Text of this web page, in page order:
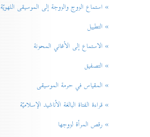
» استماع الزوج والزوجة إلى الموسيقى اللهويّة
» التطبيل
» الاستماع إلى الأغاني المحزنة
» التصفيق
» المقياس في حرمة الموسيقی
» قراءة الفتاة البالغة الأناشيد الإسلاميّة
» رقص المرأة لزوجها